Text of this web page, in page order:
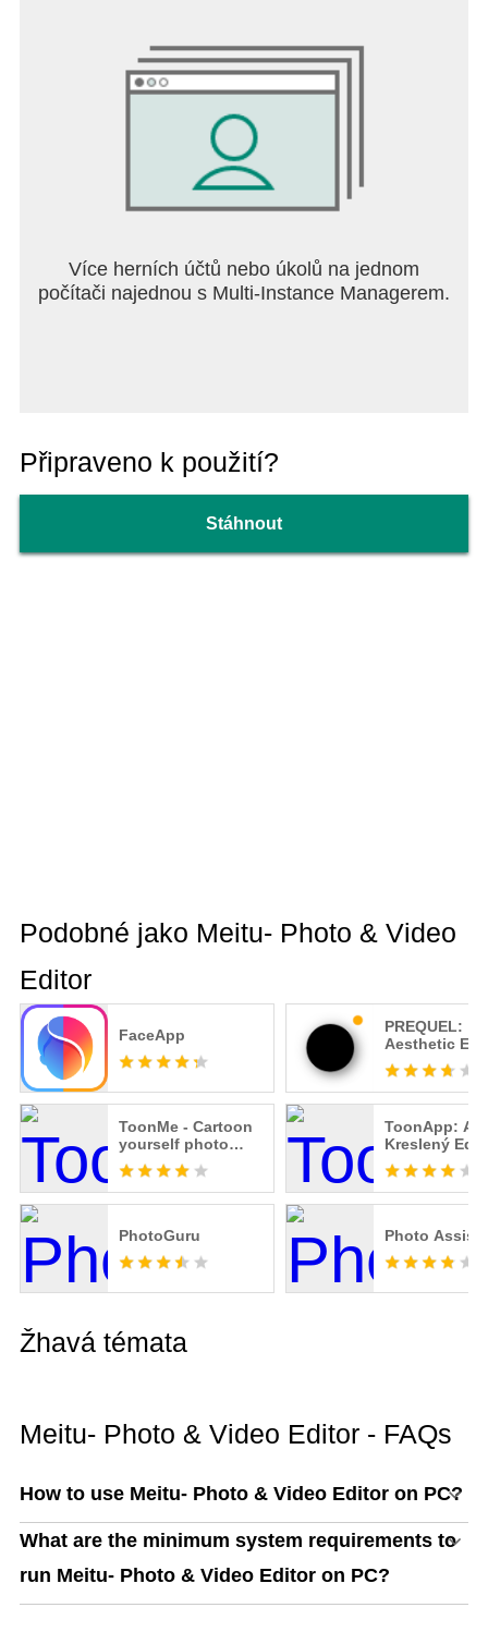
Více herních účtů nebo úkolů na jednom
počítači najednou s Multi-Instance Managerem.
Připraveno k použití?
Stáhnout
Podobné jako Meitu- Photo & Video
Editor
FaceApp
PREQUEL:
Aesthetic
ToonMe - Cartoon
yourself photo
editor
ToonApp: AI
Kreslený
Fotografií,
Karikatury
PhotoGuru Photo
Žhavá témata
Meitu- Photo & Video Editor - FAQs
How to use Meitu- Photo & Video Editor on PC?
What are the minimum system requirements to
run Meitu- Photo & Video Editor on PC?